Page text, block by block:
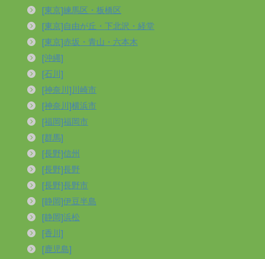
[東京]練馬区・板橋区
[東京]自由が丘・下北沢・経堂
[東京]赤坂・青山・六本木
[沖縄]
[石川]
[神奈川]川崎市
[神奈川]横浜市
[福岡]福岡市
[群馬]
[長野]信州
[長野]長野
[長野]長野市
[静岡]伊豆半島
[静岡]浜松
[香川]
[鹿児島]